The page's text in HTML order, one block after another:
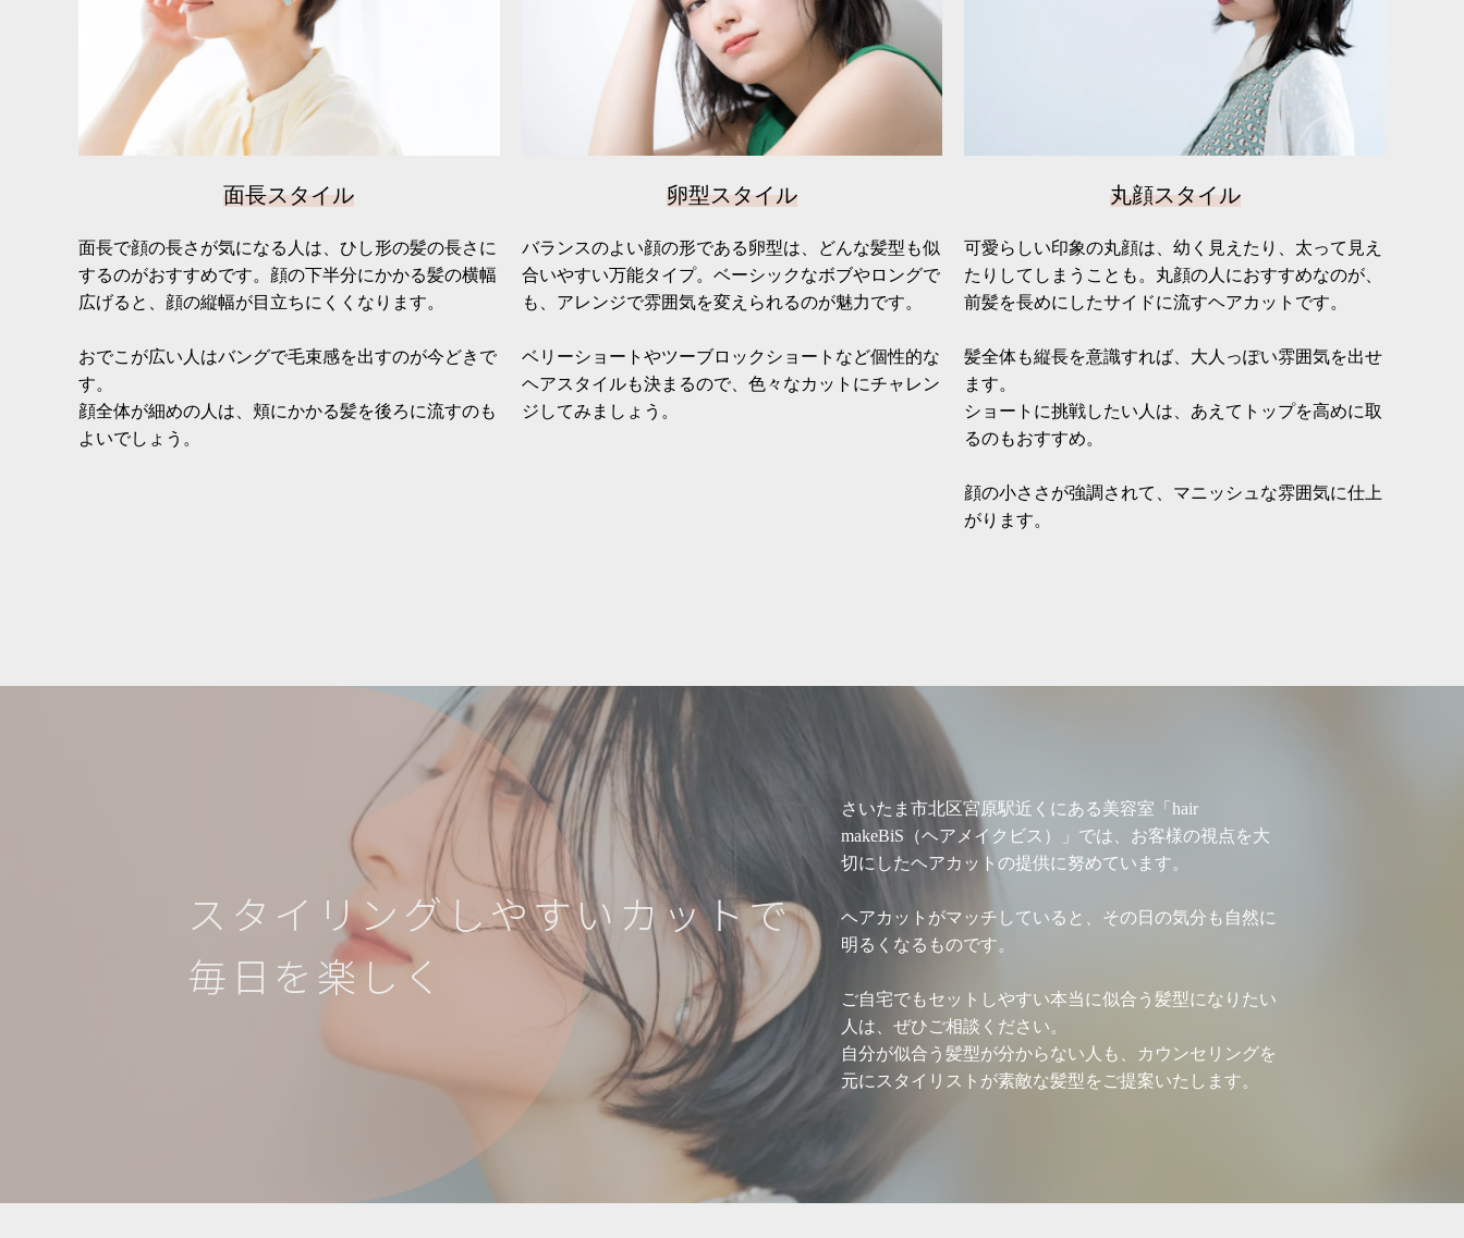
面長スタイル
面長で顔の長さが気になる人は、ひし形の髪の長さに
するのがおすすめです。顔の下半分にかかる髪の横幅
広げると、顔の縦幅が目立ちにくくなります。
おでこが広い人はバングで毛束感を出すのが今どきで
す。
顔全体が細めの人は、頬にかかる髪を後ろに流すのも
よいでしょう。
卵型スタイル
バランスのよい顔の形である卵型は、どんな髪型も似
合いやすい万能タイプ。ベーシックなボブやロングで
も、アレンジで雰囲気を変えられるのが魅力です。
ベリーショートやツーブロックショートなど個性的な
ヘアスタイルも決まるので、色々なカットにチャレン
ジしてみましょう。
丸顔スタイル
可愛らしい印象の丸顔は、幼く見えたり、太って見え
たりしてしまうことも。丸顔の人におすすめなのが、
前髪を長めにしたサイドに流すヘアカットです。
髪全体も縦長を意識すれば、大人っぽい雰囲気を出せ
ます。
ショートに挑戦したい人は、あえてトップを高めに取
るのもおすすめ。
顔の小ささが強調されて、マニッシュな雰囲気に仕上
がります。
ス タ イ リングしやすい カットで
毎 日 を楽しく
さいたま市北区宮原駅近くにある美容室「hair
makeBiS（ヘアメイクビス）」では、お客様の視点を大
切にしたヘアカットの提供に努めています。
ヘアカットがマッチしていると、その日の気分も自然に
明るくなるものです。
ご自宅でもセットしやすい本当に似合う髪型になりたい
人は、ぜひご相談ください。
自分が似合う髪型が分からない人も、カウンセリングを
元にスタイリストが素敵な髪型をご提案いたします。